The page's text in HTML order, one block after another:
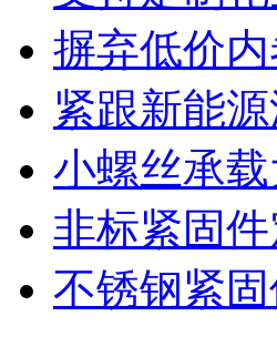
摒弃低价
紧跟新能
小螺丝承
非标紧固
不锈钢紧